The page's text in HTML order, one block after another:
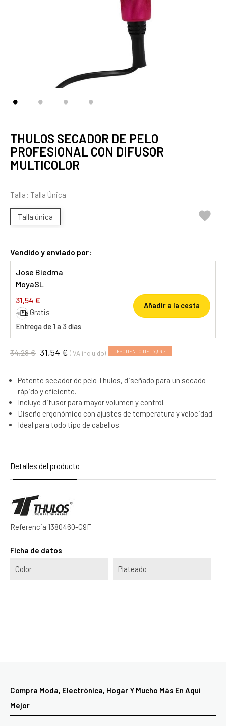
THULOS SECADOR DE PELO
PROFESIONAL CON DIFUSOR
MULTICOLOR
Talla: Talla Única
Talla única 
Vendido y enviado por:
Jose Biedma
MoyaSL
31,54 €
Gratis
Entrega de 1 a 3 días
Añadir a la cesta
34,28 € 31,54 € (IVA incluido) DESCUENTO DEL 7,99%
Potente secador de pelo Thulos, diseñado para un secado
rápido y eficiente.
Incluye difusor para mayor volumen y control.
Diseño ergonómico con ajustes de temperatura y velocidad.
Ideal para todo tipo de cabellos.
Detalles del producto
Referencia 1380460-G9F
Ficha de datos
Color Plateado
Compra Moda, Electrónica, Hogar Y Mucho Más En Aquí
Mejor